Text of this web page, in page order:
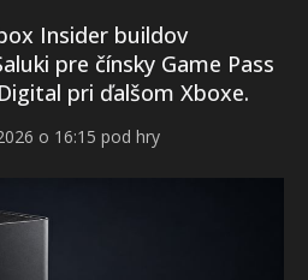
Insider buildov
pre čínsky Game Pass
pri ďalšom Xboxe.
o 16:15 pod hry